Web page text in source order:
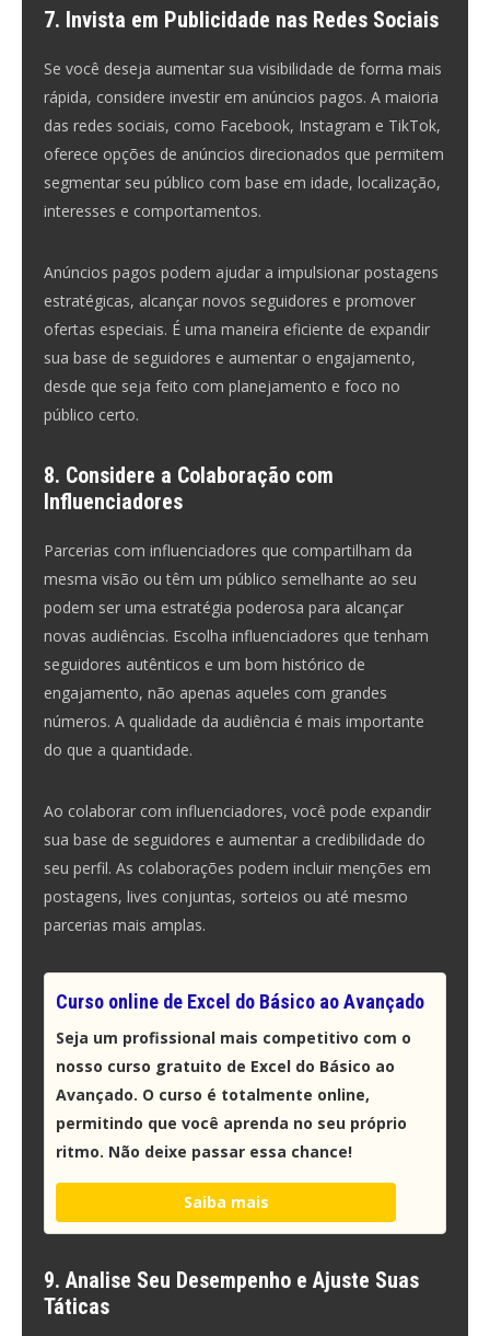
7. Invista em Publicidade nas Redes Sociais
Se você deseja aumentar sua visibilidade de forma mais
rápida, considere investir em anúncios pagos. A maioria
das redes sociais, como Facebook, Instagram e TikTok,
oferece opções de anúncios direcionados que permitem
segmentar seu público com base em idade, localização,
interesses e comportamentos.
Anúncios pagos podem ajudar a impulsionar postagens
estratégicas, alcançar novos seguidores e promover
ofertas especiais. É uma maneira eficiente de expandir
sua base de seguidores e aumentar o engajamento,
desde que seja feito com planejamento e foco no
público certo.
8. Considere a Colaboração com
Influenciadores
Parcerias com influenciadores que compartilham da
mesma visão ou têm um público semelhante ao seu
podem ser uma estratégia poderosa para alcançar
novas audiências. Escolha influenciadores que tenham
seguidores autênticos e um bom histórico de
engajamento, não apenas aqueles com grandes
números. A qualidade da audiência é mais importante
do que a quantidade.
Ao colaborar com influenciadores, você pode expandir
sua base de seguidores e aumentar a credibilidade do
seu perfil. As colaborações podem incluir menções em
postagens, lives conjuntas, sorteios ou até mesmo
parcerias mais amplas.
Curso online de Excel do Básico ao Avançado
Seja um profissional mais competitivo com o
nosso curso gratuito de Excel do Básico ao
Avançado. O curso é totalmente online,
permitindo que você aprenda no seu próprio
ritmo. Não deixe passar essa chance!
Saiba mais
9. Analise Seu Desempenho e Ajuste Suas
Táticas